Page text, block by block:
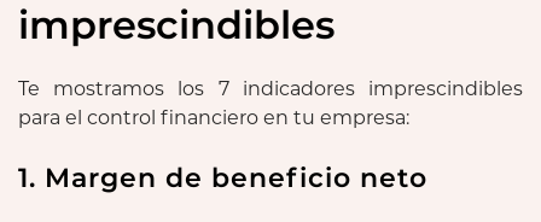
imprescindibles
Te mostramos los 7 indicadores imprescindibles
para el control financiero en tu empresa:
1. Margen de beneficio neto